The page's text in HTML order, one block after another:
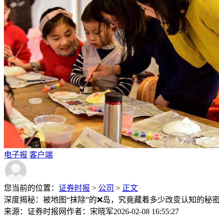
电子报 客户端
您当前的位置： 证券时报 > 公司 > 正文
深度揭秘：被地图“抹除”的❌岛，究竟藏着多少改变认知的秘
来源：证券时报网作者：宋晓军2026-02-08 16:55:27